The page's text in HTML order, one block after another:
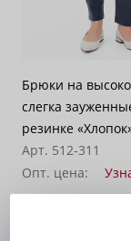
Брюки на
слегка
резинке
Арт. 512-311
Опт. цена: